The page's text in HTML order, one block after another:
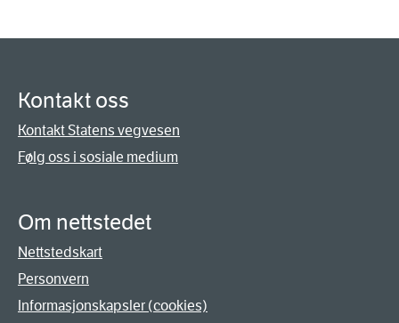
Kontakt oss
Kontakt Statens vegvesen
Følg oss i sosiale medium
Om nettstedet
Nettstedskart
Personvern
Informasjonskapsler (cookies)